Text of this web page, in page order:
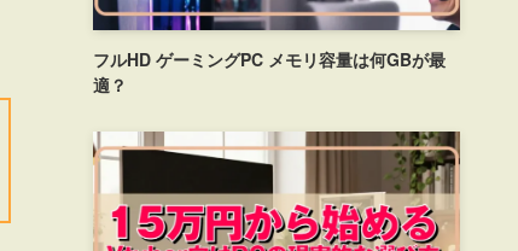
フルHD ゲーミングPC メモリ容量は何GBが最
適？